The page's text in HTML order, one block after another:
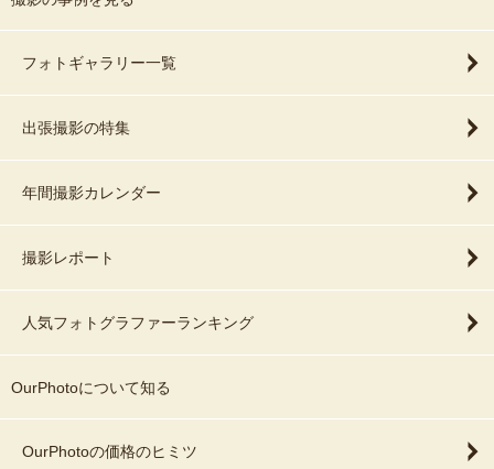
フォトギャラリー一覧
出張撮影の特集
年間撮影カレンダー
撮影レポート
人気フォトグラファーランキング
OurPhotoについて知る
OurPhotoの価格のヒミツ